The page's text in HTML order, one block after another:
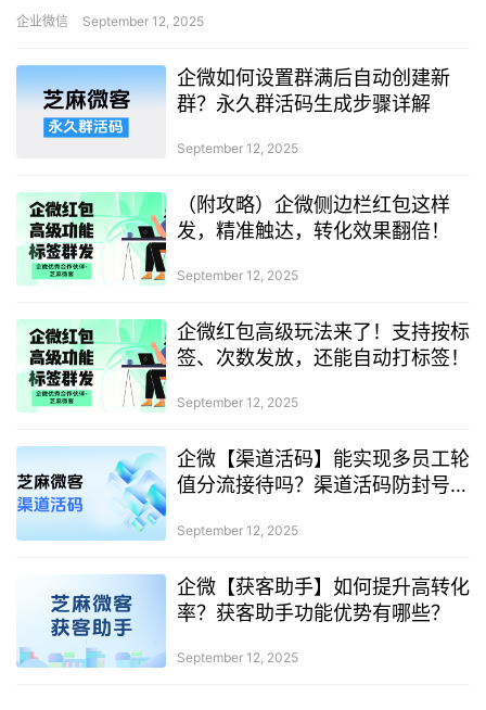
的重要一环，能够帮助企业及时捕捉关…
企业微信 September 12, 2025
企微如何设置群满后自动创建新
群？永久群活码生成步骤详解
September 12, 2025
（附攻略）企微侧边栏红包这样
发，精准触达，转化效果翻倍！
September 12, 2025
企微红包高级玩法来了！支持按标
签、次数发放，还能自动打标签！
September 12, 2025
企微【渠道活码】能实现多员工轮
值分流接待吗？渠道活码防封号设
September 12, 2025
企微【获客助手】如何提升高转化
率？获客助手功能优势有哪些？
September 12, 2025